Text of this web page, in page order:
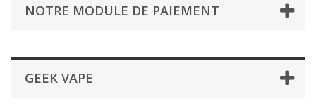
NOTRE MODULE DE PAIEMENT
GEEK VAPE